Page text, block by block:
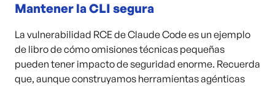
Mantener la CLI segura
La vulnerabilidad RCE de Claude Code es un ejemplo
de libro de cómo omisiones técnicas pequeñas
pueden tener impacto de seguridad enorme. Recuerda
que, aunque construyamos herramientas agénticas